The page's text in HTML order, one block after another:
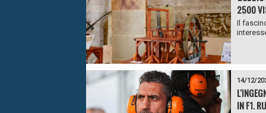
2500
Il
14/12/
IN F1.